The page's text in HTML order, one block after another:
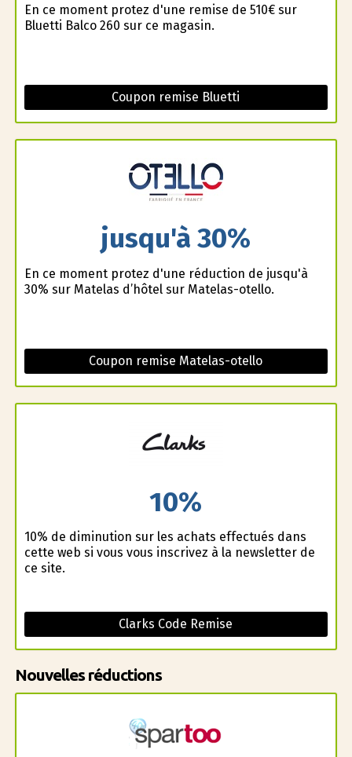
En ce moment profitez d'une remise de 510€ sur
Bluetti Balco 260 sur ce magasin.
Coupon remise Bluetti
jusqu'à 30%
En ce moment profitez d'une réduction de jusqu'à
30% sur Matelas d’hôtel sur Matelas-otello.
Coupon remise Matelas-otello
10%
10% de diminution sur les achats effectués dans
cette web si vous vous inscrivez à la newsletter de
ce site.
Clarks Code Remise
Nouvelles réductions